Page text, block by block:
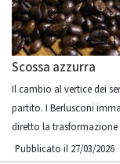
Scossa azzurra
Il cambio al vertice dei
partito. I Berlusconi
diretto la
Pubblicato il 27/03/2026